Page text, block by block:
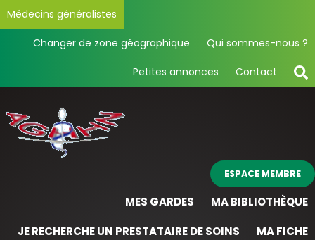
Médecins généralistes
Changer de zone géographique Qui sommes-nous ?
Petites annonces Contact
ESPACE MEMBRE
MES GARDES
MA BIBLIOTHÈQUE
JE RECHERCHE UN PRESTATAIRE DE SOINS
MA FICHE